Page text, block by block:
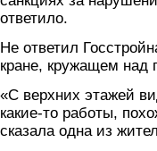
ответило.
Не ответил
кране, кружащем над
«С верхних этажей
какие-то работы,
сказала одна из